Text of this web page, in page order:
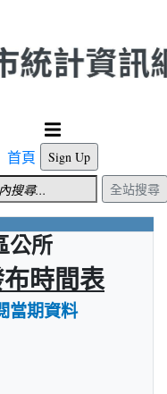
首頁
Sign Up
全站搜尋
公所
時間表
當期資料